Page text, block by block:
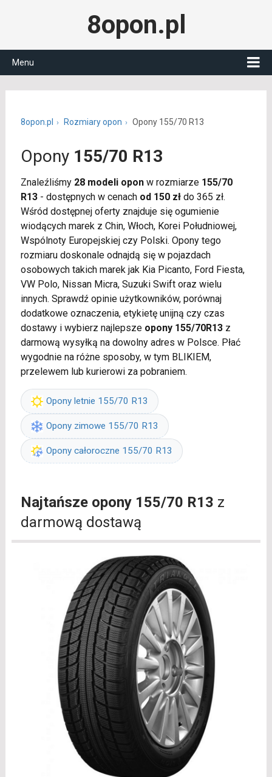
8opon.pl
Menu
8opon.pl Rozmiary opon Opony 155/70 R13
Opony 155/70 R13
Znaleźliśmy 28 modeli oponw rozmiarze 155/70
R13- dostępnych w cenach od 150 złdo 365 zł.
Wśród dostępnej oferty znajduje się ogumienie
wiodących marek z Chin, Włoch, Korei Południowej,
Wspólnoty Europejskiej czy Polski. Opony tego
rozmiaru doskonale odnajdą się w pojazdach
osobowych takich marek jak Kia Picanto, Ford Fiesta,
VW Polo, Nissan Micra, Suzuki Swift oraz wielu
innych. Sprawdź opinie użytkowników, porównaj
dodatkowe oznaczenia, etykietę unijną czy czas
dostawy i wybierz najlepsze opony 155/70R13z
darmową wysyłką na dowolny adres w Polsce. Płać
wygodnie na różne sposoby, w tym BLIKIEM,
przelewem lub kurierowi za pobraniem.
Opony letnie 155/70 R13
Opony zimowe 155/70 R13
Opony całoroczne 155/70 R13
Najtańsze opony 155/70 R13 z
darmową dostawą